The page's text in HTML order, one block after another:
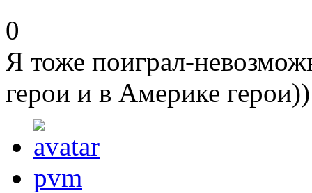
0
Я тоже поиграл-
герои и в Америке герои))
pvm